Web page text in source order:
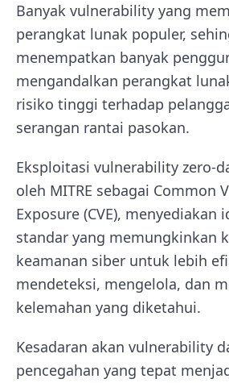
Banyak vulnerability yang
perangkat lunak populer,
menempatkan banyak
mengandalkan perangkat
risiko tinggi terhadap
serangan rantai pasokan.
Eksploitasi vulnerability zero-
oleh MITRE sebagai Common
Exposure (CVE), menyediakan
standar yang memungkinkan
keamanan siber untuk lebih
mendeteksi, mengelola, dan
kelemahan yang diketahui.
Kesadaran akan vulnerability
pencegahan yang tepat